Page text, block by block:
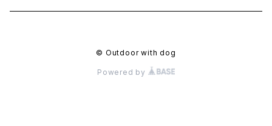
© Outdoor with dog
Powered by